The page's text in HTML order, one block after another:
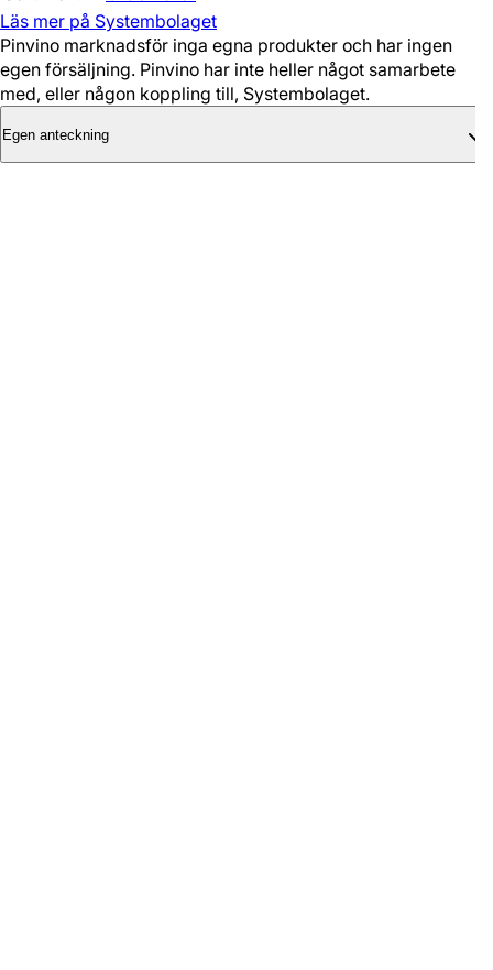
Läs mer på Systembolaget
Pinvino marknadsför inga egna produkter och har ingen
egen försäljning. Pinvino har inte heller något samarbete
med, eller någon koppling till, Systembolaget.
Egen anteckning